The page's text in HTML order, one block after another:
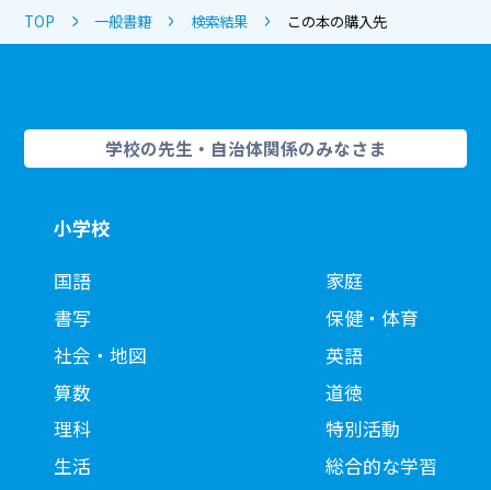
TOP 一般書籍 検索結果 この本の購入先
学校の先生・自治体関係のみなさま
小学校
国語
書写
社会・地図
算数
理科
生活
家庭
保健・体育
英語
道徳
特別活動
総合的な学習